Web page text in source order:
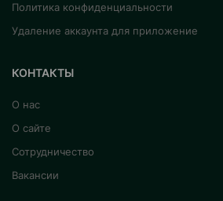
Политика конфиденциальности
Удаление аккаунта для приложение
КОНТАКТЫ
О нас
О сайте
Сотрудничество
Вакансии